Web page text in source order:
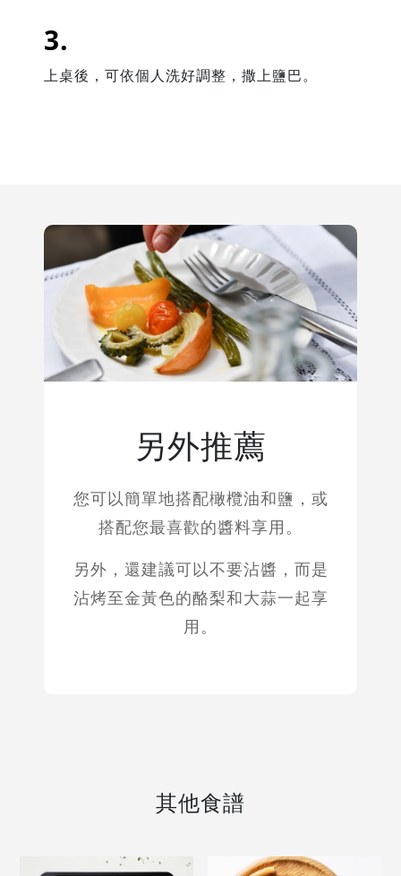
上桌後，可依個人洗好調整，撒上鹽巴。
另外推薦
您可以簡單地搭配橄欖油和鹽，或
搭配您最喜歡的醬料享用。
另外，還建議可以不要沾醬，而是
沾烤至金黃色的酪梨和大蒜一起享
用。
其他食譜